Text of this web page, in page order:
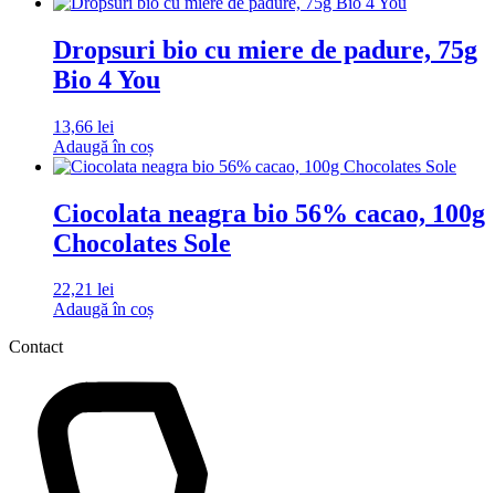
Dropsuri bio cu miere de padure, 75g
Bio 4 You
13,66 lei
Adaugă în coș
Ciocolata neagra bio 56% cacao, 100g
Chocolates Sole
22,21 lei
Adaugă în coș
Contact